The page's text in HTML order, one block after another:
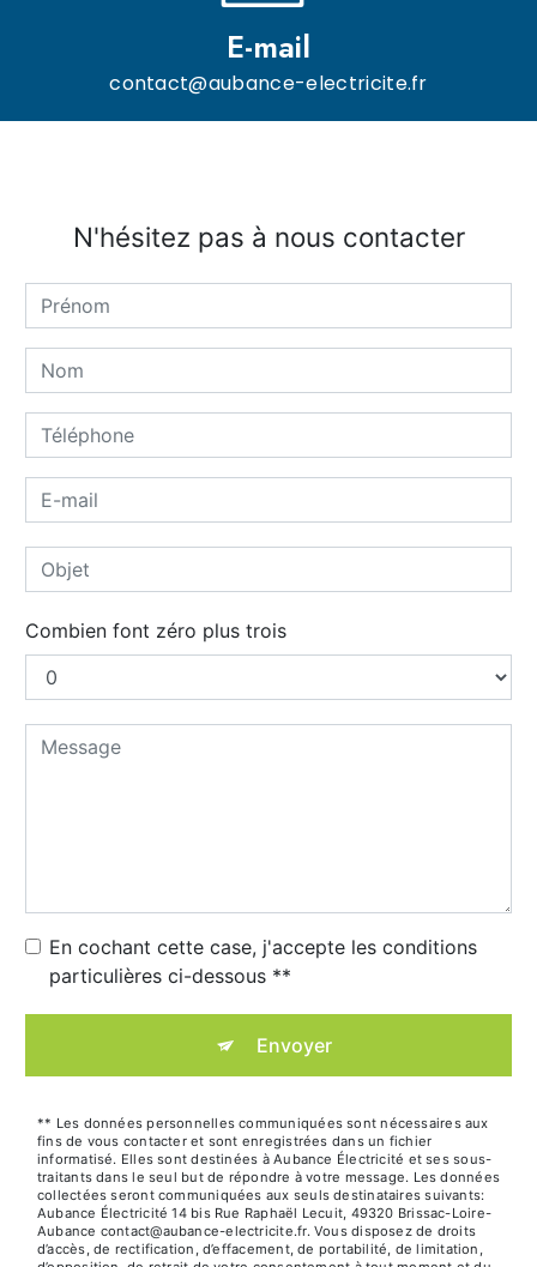
E-mail
contact@aubance-electricite.fr
N'hésitez pas à nous contacter
Combien font zéro plus trois
En cochant cette case, j'accepte les conditions
particulières ci-dessous **
Envoyer
** Les données personnelles communiquées sont nécessaires aux
fins de vous contacter et sont enregistrées dans un fichier
informatisé. Elles sont destinées à Aubance Électricité et ses sous-
traitants dans le seul but de répondre à votre message. Les données
collectées seront communiquées aux seuls destinataires suivants:
Aubance Électricité 14 bis Rue Raphaël Lecuit, 49320 Brissac-Loire-
Aubance contact@aubance-electricite.fr. Vous disposez de droits
d’accès, de rectification, d’effacement, de portabilité, de limitation,